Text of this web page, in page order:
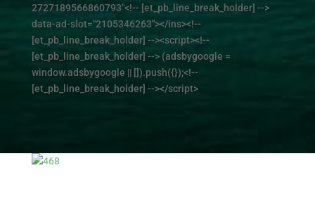
2727189566860793"<!-- [et_pb_line_break_holder] -->
data-ad-slot="2105346263"></ins><!--
[et_pb_line_break_holder] --><script><!--
[et_pb_line_break_holder] --> (adsbygoogle =
window.adsbygoogle || []).push({});<!--
[et_pb_line_break_holder] --></script>